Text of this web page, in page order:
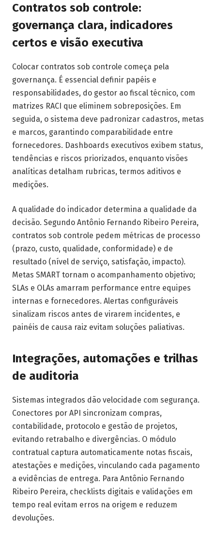
Contratos sob controle:
governança clara, indicadores
certos e visão executiva
Colocar contratos sob controle começa pela
governança. É essencial definir papéis e
responsabilidades, do gestor ao fiscal técnico, com
matrizes RACI que eliminem sobreposições. Em
seguida, o sistema deve padronizar cadastros, metas
e marcos, garantindo comparabilidade entre
fornecedores. Dashboards executivos exibem status,
tendências e riscos priorizados, enquanto visões
analíticas detalham rubricas, termos aditivos e
medições.
A qualidade do indicador determina a qualidade da
decisão. Segundo Antônio Fernando Ribeiro Pereira,
contratos sob controle pedem métricas de processo
(prazo, custo, qualidade, conformidade) e de
resultado (nível de serviço, satisfação, impacto).
Metas SMART tornam o acompanhamento objetivo;
SLAs e OLAs amarram performance entre equipes
internas e fornecedores. Alertas configuráveis
sinalizam riscos antes de virarem incidentes, e
painéis de causa raiz evitam soluções paliativas.
Integrações, automações e trilhas
de auditoria
Sistemas integrados dão velocidade com segurança.
Conectores por API sincronizam compras,
contabilidade, protocolo e gestão de projetos,
evitando retrabalho e divergências. O módulo
contratual captura automaticamente notas fiscais,
atestações e medições, vinculando cada pagamento
a evidências de entrega. Para Antônio Fernando
Ribeiro Pereira, checklists digitais e validações em
tempo real evitam erros na origem e reduzem
devoluções.